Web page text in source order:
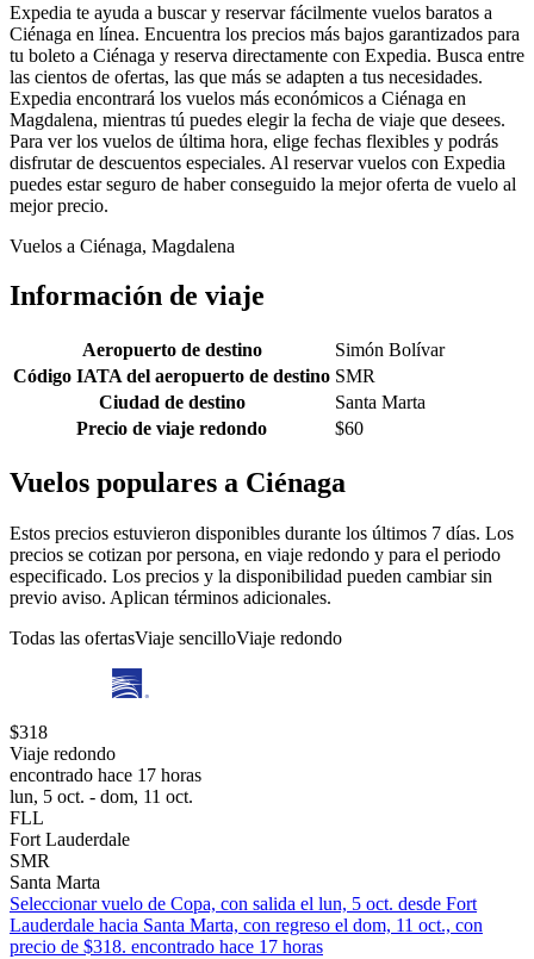
Expedia te ayuda a buscar y reservar fácilmente vuelos baratos a
Ciénaga en línea. Encuentra los precios más bajos garantizados para
tu boleto a Ciénaga y reserva directamente con Expedia. Busca entre
las cientos de ofertas, las que más se adapten a tus necesidades.
Expedia encontrará los vuelos más económicos a Ciénaga en
Magdalena, mientras tú puedes elegir la fecha de viaje que desees.
Para ver los vuelos de última hora, elige fechas flexibles y podrás
disfrutar de descuentos especiales. Al reservar vuelos con Expedia
puedes estar seguro de haber conseguido la mejor oferta de vuelo al
mejor precio.
Vuelos a Ciénaga, Magdalena
Información de viaje
Aeropuerto de destino
Simón Bolívar
Código IATA del aeropuerto de destino SMR
Ciudad de destino
Santa Marta
Precio de viaje redondo
$60
Vuelos populares a Ciénaga
Estos precios estuvieron disponibles durante los últimos 7 días. Los
precios se cotizan por persona, en viaje redondo y para el periodo
especificado. Los precios y la disponibilidad pueden cambiar sin
previo aviso. Aplican términos adicionales.
Todas las ofertasViaje sencilloViaje redondo
$318
Viaje redondo
encontrado hace 17 horas
lun, 5 oct. - dom, 11 oct.
FLL
Fort Lauderdale
SMR
Santa Marta
Seleccionar vuelo de Copa, con salida el lun, 5 oct. desde Fort
Lauderdale hacia Santa Marta, con regreso el dom, 11 oct., con
precio de $318. encontrado hace 17 horas